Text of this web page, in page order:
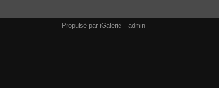
Propulsé par iGalerie - admin